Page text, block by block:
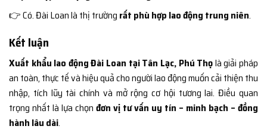
👉 Có. Đài Loan là thị trường rất phù hợp lao động trung niên.
Kết luận
Xuất khẩu lao động Đài Loan tại Tân Lạc, Phú Thọlà giải pháp
an toàn, thực tế và hiệu quả cho người lao động muốn cải thiện thu
nhập, tích lũy tài chính và mở rộng cơ hội tương lai. Điều quan
trọng nhất là lựa chọn đơn vị tư vấn uy tín – minh bạch – đồng
hành lâu dài.